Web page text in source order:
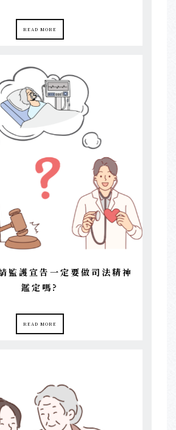
READ MORE
監護宣告一定要做司法精神
鑑定嗎?
READ MORE